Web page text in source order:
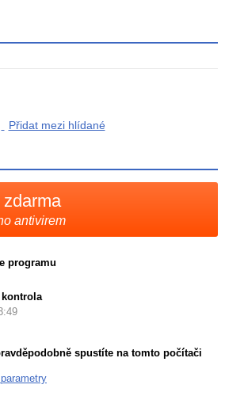
Přidat mezi hlídané
antivirem
programu
spustíte na tomto počítači